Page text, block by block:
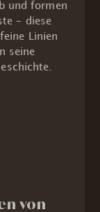
und formen
– diese
Linien
seine
von